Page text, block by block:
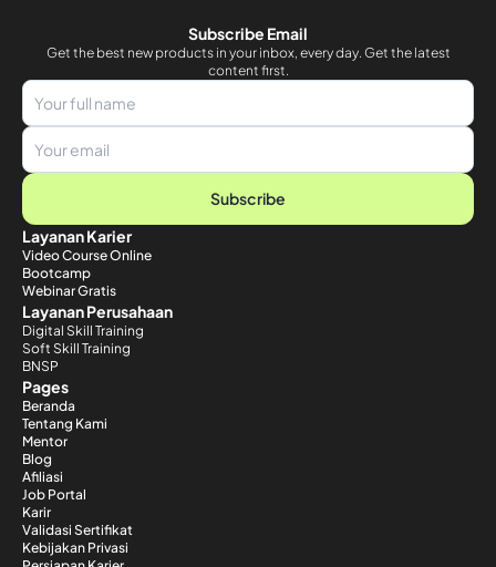
Subscribe Email
Get the best new products in your inbox, every day. Get the latest
content first.
Subscribe
Layanan Karier
Video Course Online
Bootcamp
Webinar Gratis
Layanan Perusahaan
Digital Skill Training
Soft Skill Training
BNSP
Pages
Beranda
Tentang Kami
Mentor
Blog
Afiliasi
Job Portal
Karir
Validasi Sertifikat
Kebijakan Privasi